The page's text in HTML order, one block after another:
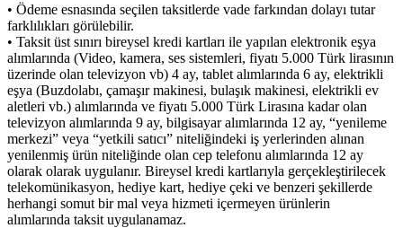
• Ödeme esnasında seçilen taksitlerde vade farkından dolayı tutar
farklılıkları görülebilir.
• Taksit üst sınırı bireysel kredi kartları ile yapılan elektronik eşya
alımlarında (Video, kamera, ses sistemleri, fiyatı 5.000 Türk lirasının
üzerinde olan televizyon vb) 4 ay, tablet alımlarında 6 ay, elektrikli
eşya (Buzdolabı, çamaşır makinesi, bulaşık makinesi, elektrikli ev
aletleri vb.) alımlarında ve fiyatı 5.000 Türk Lirasına kadar olan
televizyon alımlarında 9 ay, bilgisayar alımlarında 12 ay, “yenileme
merkezi” veya “yetkili satıcı” niteliğindeki iş yerlerinden alınan
yenilenmiş ürün niteliğinde olan cep telefonu alımlarında 12 ay
olarak olarak uygulanır. Bireysel kredi kartlarıyla gerçekleştirilecek
telekomünikasyon, hediye kart, hediye çeki ve benzeri şekillerde
herhangi somut bir mal veya hizmeti içermeyen ürünlerin
alımlarında taksit uygulanamaz.